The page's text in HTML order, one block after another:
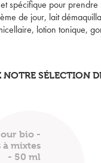
spécifique pour
de jour, lait
lotion tonique,
NOTRE SÉLECTION
bio -
à mixtes
- 50 ml